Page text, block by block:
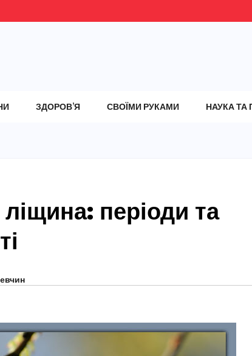
ЗДОРОВ’Я СВОЇМИ РУКАМИ НАУКА ТА
періоди та